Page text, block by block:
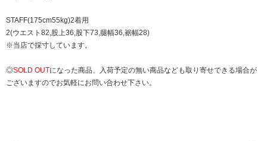
STAFF(175cm55kg)2着用
2(ウエスト82,股上36,股下73,腿幅36,裾幅28)
※当店で採寸しています。
◎SOLD OUTになった商品、入荷予定の無い商品なども取り寄せできる場合が
ございますのでお気軽にお問い合わせ下さい。